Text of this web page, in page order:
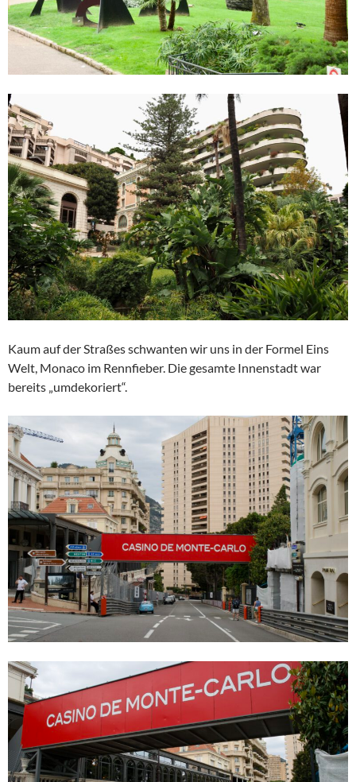
Kaum auf der Straßes schwanten wir uns in der Formel Eins
Welt, Monaco im Rennfieber. Die gesamte Innenstadt war
bereits „umdekoriert“.